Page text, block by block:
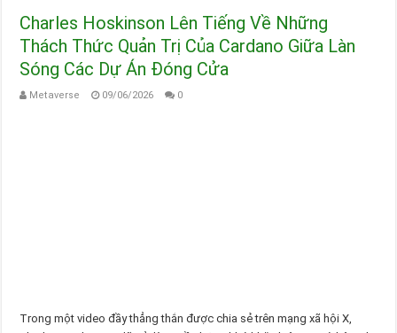
Charles Hoskinson Lên Tiếng Về Những
Thách Thức Quản Trị Của Cardano Giữa Làn
Sóng Các Dự Án Đóng Cửa
Metaverse 09/06/2026 0
Trong một video đầy thẳng thắn được chia sẻ trên mạng xã hội X,